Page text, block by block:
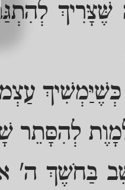
כְּשֶׁיַּמְשִׁיךְ
לְהִסָּתֵר
בַּחֹשֶךְ ה'